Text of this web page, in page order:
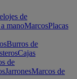
de
manoMarcosPlacas
Burros de
Cajas
de
JarronesMarcos de